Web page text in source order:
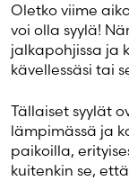
Oletko viime
voi olla syylä!
jalkapohjissa ja
kävellessäsi tai
Tällaiset syylät
lämpimässä ja
paikoilla,
kuitenkin se,